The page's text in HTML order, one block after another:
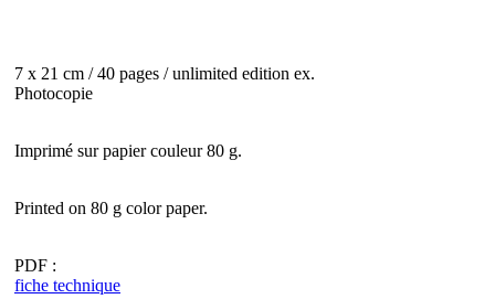
7 x 21 cm / 40 pages / unlimited edition ex.
Photocopie
Imprimé sur papier couleur 80 g.
Printed on 80 g color paper.
PDF :
fiche technique